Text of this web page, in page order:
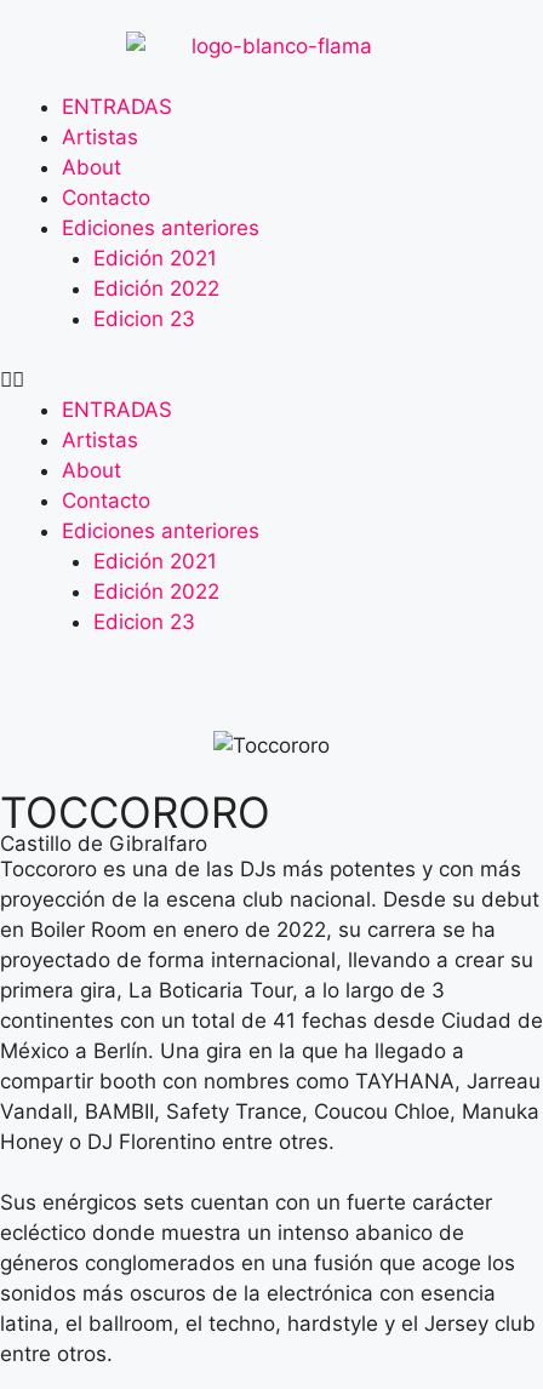
ENTRADAS
Artistas
About
Contacto
Ediciones anteriores
Edición 2021
Edición 2022
Edicion 23
ENTRADAS
Artistas
About
Contacto
Ediciones anteriores
Edición 2021
Edición 2022
Edicion 23
TOCCORORO
Castillo de Gibralfaro
Toccororo es una de las DJs más potentes y con más
proyección de la escena club nacional. Desde su debut
en Boiler Room en enero de 2022, su carrera se ha
proyectado de forma internacional, llevando a crear su
primera gira, La Boticaria Tour, a lo largo de 3
continentes con un total de 41 fechas desde Ciudad de
México a Berlín. Una gira en la que ha llegado a
compartir booth con nombres como TAYHANA, Jarreau
Vandall, BAMBII, Safety Trance, Coucou Chloe, Manuka
Honey o DJ Florentino entre otres.
Sus enérgicos sets cuentan con un fuerte carácter
ecléctico donde muestra un intenso abanico de
géneros conglomerados en una fusión que acoge los
sonidos más oscuros de la electrónica con esencia
latina, el ballroom, el techno, hardstyle y el Jersey club
entre otros.